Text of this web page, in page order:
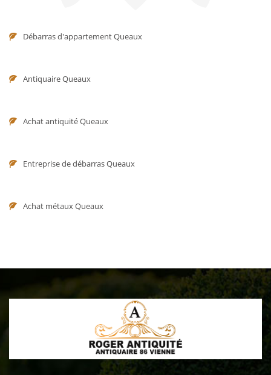
Débarras d'appartement Queaux
Antiquaire Queaux
Achat antiquité Queaux
Entreprise de débarras Queaux
Achat métaux Queaux